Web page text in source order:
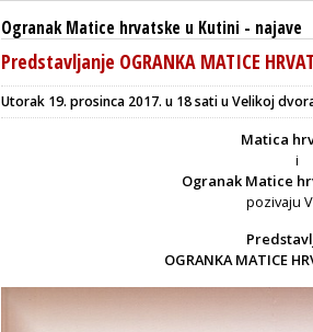
Ogranak Matice hrvatske u Kutini - najave
Predstavljanje OGRANKA MATICE
Utorak 19. prosinca 2017. u 18 sati u Velikoj
Matica
i
Ogranak Matice
pozivaju
OGRANKA MATICE